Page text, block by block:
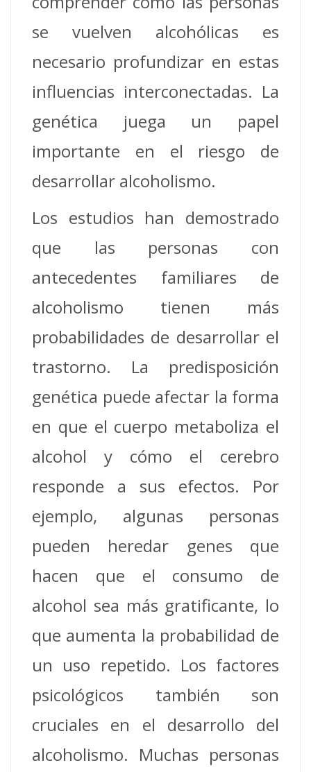
se vuelven alcohólicas es
necesario profundizar en estas
influencias interconectadas. La
genética juega un papel
importante en el riesgo de
desarrollar alcoholismo.
Los estudios han demostrado
que las personas con
antecedentes familiares de
alcoholismo tienen más
probabilidades de desarrollar el
trastorno.
La predisposición
genética puede afectar la forma
en que el cuerpo metaboliza el
alcohol y cómo el cerebro
responde a sus efectos.
Por
ejemplo, algunas personas
pueden heredar genes que
hacen que el consumo de
alcohol sea más gratificante, lo
que aumenta la probabilidad de
un uso repetido. Los factores
psicológicos también son
cruciales en el desarrollo del
alcoholismo. Muchas personas